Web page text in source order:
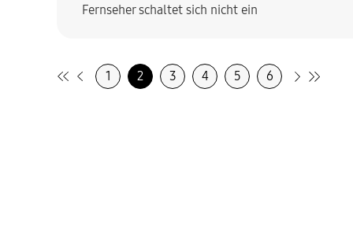
Fernseher schaltet sich nicht ein
1 2 3 4 5 6